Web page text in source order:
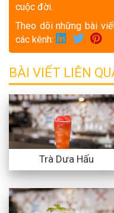
cuộc đời.
Theo dõi những bài
các kênh:
BÀI VIẾT LIÊN
Trà Dưa Hấu